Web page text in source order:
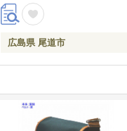
広島県 尾道市